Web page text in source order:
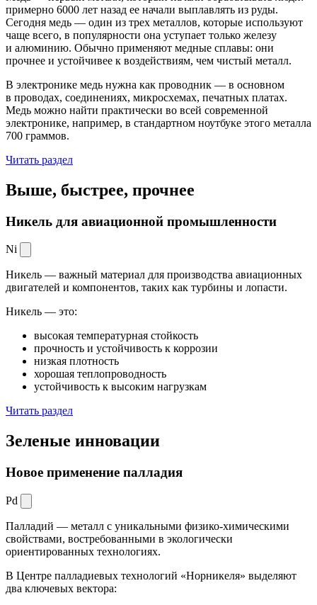
примерно 6000 лет назад ее начали выплавлять из руды.
Сегодня медь — один из трех металлов, которые используют
чаще всего, в популярности она уступает только железу
и алюминию. Обычно применяют медные сплавы: они
прочнее и устойчивее к воздействиям, чем чистый металл.
В электронике медь нужна как проводник — в основном
в проводах, соединениях, микросхемах, печатных платах.
Медь можно найти практически во всей современной
электронике, например, в стандартном ноутбуке этого металла
700 граммов.
Читать раздел
Выше, быстрее, прочнее
Никель для авиационной промышленности
Ni
Никель — важный материал для производства авиационных
двигателей и компонентов, таких как турбины и лопасти.
Никель — это:
высокая температурная стойкость
прочность и устойчивость к коррозии
низкая плотность
хорошая теплопроводность
устойчивость к высоким нагрузкам
Читать раздел
Зеленые инновации
Новое применение палладия
Pd
Палладий — металл с уникальными физико-химическими
свойствами, востребованными в экологически
ориентированных технологиях.
В Центре палладиевых технологий «Норникеля» выделяют
два ключевых вектора: